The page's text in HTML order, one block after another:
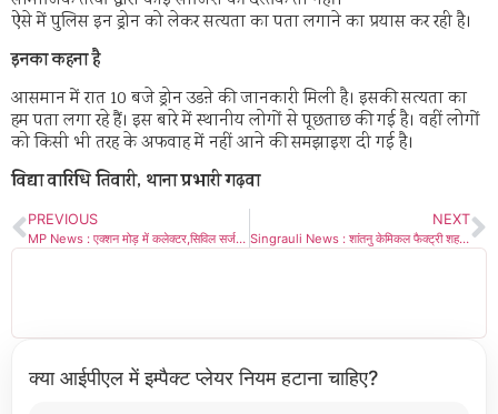
ऐसे में पुलिस इन ड्रोन को लेकर सत्यता का पता लगाने का प्रयास कर रही है।
इनका कहना है
आसमान में रात 10 बजे ड्रोन उडऩे की जानकारी मिली है। इसकी सत्यता का
हम पता लगा रहे हैं। इस बारे में स्थानीय लोगों से पूछताछ की गई है। वहीं लोगों
को किसी भी तरह के अफवाह में नहीं आने की समझाइश दी गई है।
विद्या वारिधि तिवारी, थाना प्रभारी गढ़वा
PREVIOUS
MP News : एक्शन मोड़ में कलेक्टर,सिविल सर्जन,RMO और अस्पताल प्रबंधन को जारी किया नोटिस
NEXT
Singrauli News : शांतनु केमिकल फैक्ट्री शहर की आबोहवा में घोल रहा जहर ?
क्या आईपीएल में इम्पैक्ट प्लेयर नियम हटाना चाहिए?